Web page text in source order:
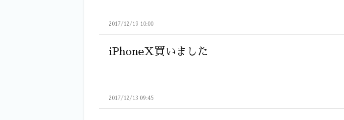
2017/12/19 10:00
iPhoneX買いました
2017/12/13 09:45